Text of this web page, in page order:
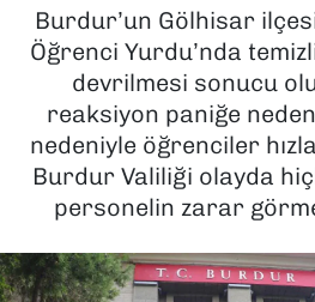
Burdur’un Gölhisar
Öğrenci Yurdu’nda
devrilmesi sonucu
reaksiyon paniğe
nedeniyle öğrenciler
Burdur Valiliği olayda
personelin zarar
POLİTİKA
SAĞLIK
SPOR
YAŞAM